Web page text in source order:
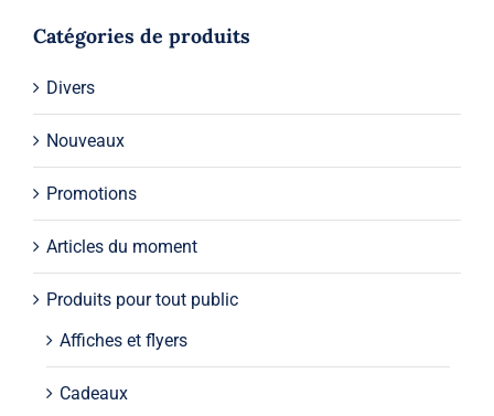
Catégories de produits
Divers
Nouveaux
Promotions
Articles du moment
Produits pour tout public
Affiches et flyers
Cadeaux